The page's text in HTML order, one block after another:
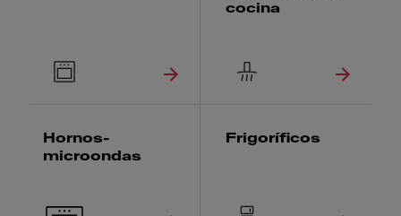
cocina
Hornos-
microondas
Frigoríficos